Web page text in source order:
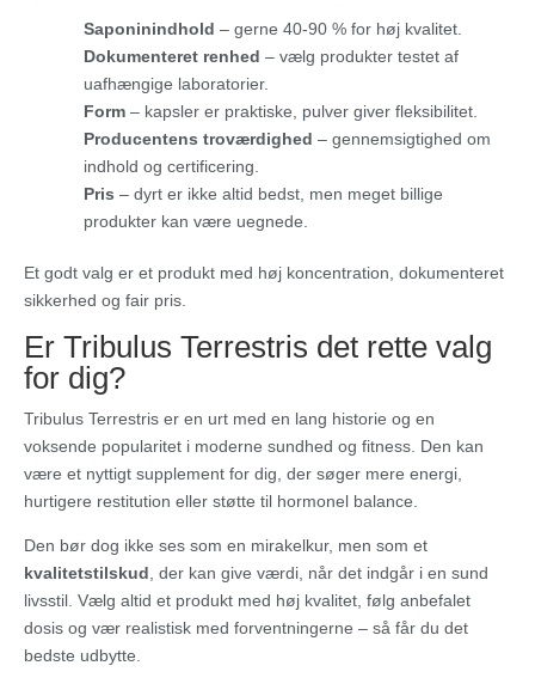
Saponinindhold – gerne 40-90 % for høj kvalitet.
Dokumenteret renhed – vælg produkter testet af
uafhængige laboratorier.
Form – kapsler er praktiske, pulver giver fleksibilitet.
Producentens troværdighed – gennemsigtighed om
indhold og certificering.
Pris – dyrt er ikke altid bedst, men meget billige
produkter kan være uegnede.
Et godt valg er et produkt med høj koncentration, dokumenteret
sikkerhed og fair pris.
Er Tribulus Terrestris det rette valg
for dig?
Tribulus Terrestris er en urt med en lang historie og en
voksende popularitet i moderne sundhed og fitness. Den kan
være et nyttigt supplement for dig, der søger mere energi,
hurtigere restitution eller støtte til hormonel balance.
Den bør dog ikke ses som en mirakelkur, men som et
kvalitetstilskud, der kan give værdi, når det indgår i en sund
livsstil. Vælg altid et produkt med høj kvalitet, følg anbefalet
dosis og vær realistisk med forventningerne – så får du det
bedste udbytte.